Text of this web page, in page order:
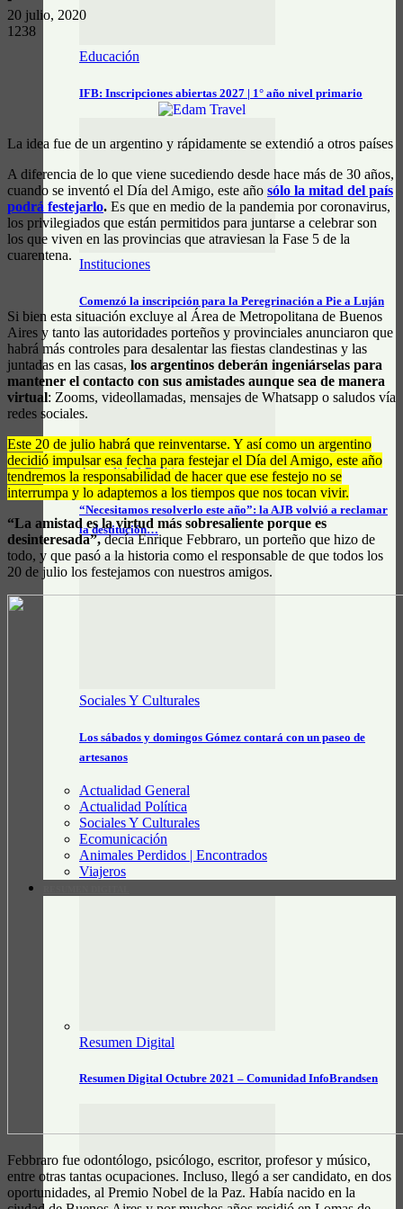
Educación
IFB: Inscripciones abiertas 2027 | 1° año nivel primario
Instituciones
Comenzó la inscripción para la Peregrinación a Pie a Luján
Actualidad Política
“Necesitamos resolverlo este año”: la AJB volvió a reclamar
la destitución…
Sociales Y Culturales
Los sábados y domingos Gómez contará con un paseo de
artesanos
Actualidad General
Actualidad Política
Sociales Y Culturales
Ecomunicación
Animales Perdidos | Encontrados
Viajeros
Resumen Digital
Resumen Digital Octubre 2021 – Comunidad InfoBrandsen
20 julio, 2020
1238
La idea fue de un argentino y rápidamente se extendió a otros países
A diferencia de lo que viene sucediendo desde hace más de 30 años,
cuando se inventó el Día del Amigo, este año sólo la mitad del país
podrá festejarlo. Es que en medio de la pandemia por coronavirus,
los privilegiados que están permitidos para juntarse a celebrar son
los que viven en las provincias que atraviesan la Fase 5 de la
cuarentena.
Si bien esta situación excluye al Área de Metropolitana de Buenos
Aires y tanto las autoridades porteños y provinciales anunciaron que
habrá más controles para desalentar las fiestas clandestinas y las
juntadas en las casas, los argentinos deberán ingeniárselas para
mantener el contacto con sus amistades aunque sea de manera
virtual: Zooms, videollamadas, mensajes de Whatsapp o saludos vía
redes sociales.
Este 20 de julio habrá que reinventarse. Y así como un argentino
decidió impulsar esa fecha para festejar el Día del Amigo, este año
tendremos la responsabilidad de hacer que ese festejo no se
interrumpa y lo adaptemos a los tiempos que nos tocan vivir.
“La amistad es la virtud más sobresaliente porque es
desinteresada”,decía Enrique Febbraro, un porteño que hizo de
todo, y que pasó a la historia como el responsable de que todos los
20 de julio los festejamos con nuestros amigos.
Febbraro fue odontólogo, psicólogo, escritor, profesor y músico,
entre otras tantas ocupaciones. Incluso, llegó a ser candidato, en dos
oportunidades, al Premio Nobel de la Paz. Había nacido en la